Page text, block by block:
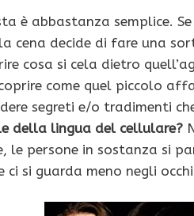
è abbastanza semplice.
cena decide di fare una
cosa si cela dietro
come quel piccolo
segreti e/o tradimenti
della lingua del cellulare?
le persone in sostanza si
si guarda meno negli